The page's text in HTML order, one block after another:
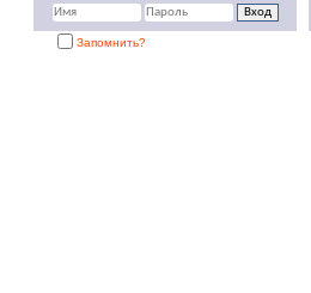
Запомнить?